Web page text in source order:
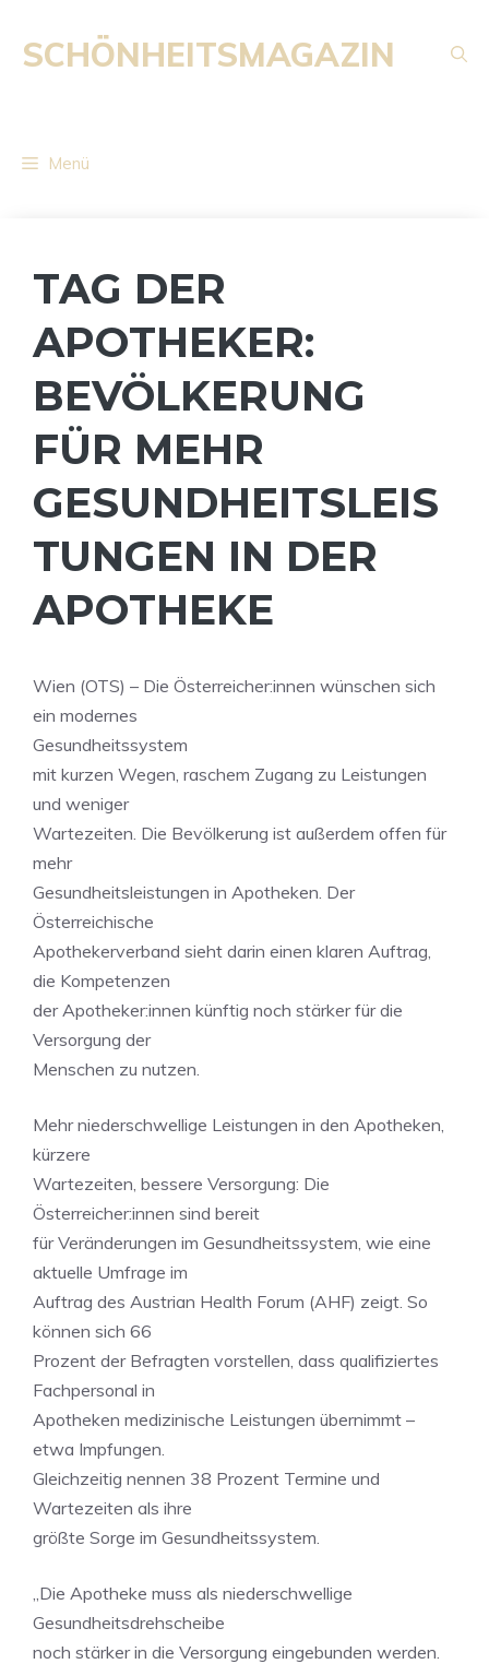
Inhalt
springen
SCHÖNHEITSMAGAZIN
Menü
TAG DER
APOTHEKER:
BEVÖLKERUNG
FÜR MEHR
GESUNDHEITSLEIS
TUNGEN IN DER
APOTHEKE
Wien (OTS) – Die Österreicher:innen wünschen sich
ein modernes
Gesundheitssystem
mit kurzen Wegen, raschem Zugang zu Leistungen
und weniger
Wartezeiten. Die Bevölkerung ist außerdem offen für
mehr
Gesundheitsleistungen in Apotheken. Der
Österreichische
Apothekerverband sieht darin einen klaren Auftrag,
die Kompetenzen
der Apotheker:innen künftig noch stärker für die
Versorgung der
Menschen zu nutzen.
Mehr niederschwellige Leistungen in den Apotheken,
kürzere
Wartezeiten, bessere Versorgung: Die
Österreicher:innen sind bereit
für Veränderungen im Gesundheitssystem, wie eine
aktuelle Umfrage im
Auftrag des Austrian Health Forum (AHF) zeigt. So
können sich 66
Prozent der Befragten vorstellen, dass qualifiziertes
Fachpersonal in
Apotheken medizinische Leistungen übernimmt –
etwa Impfungen.
Gleichzeitig nennen 38 Prozent Termine und
Wartezeiten als ihre
größte Sorge im Gesundheitssystem.
„Die Apotheke muss als niederschwellige
Gesundheitsdrehscheibe
noch stärker in die Versorgung eingebunden werden.